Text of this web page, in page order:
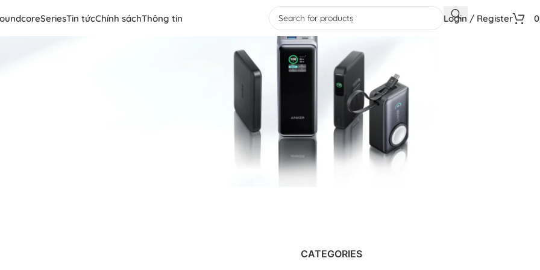
SeriesTin tứcChính sáchThông tin Login / Register
CATEGORIES